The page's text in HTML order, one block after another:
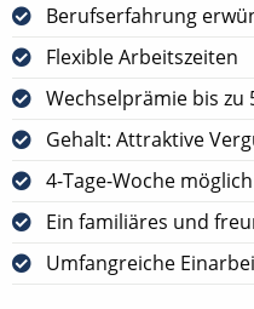
Berufserfahrung
Flexible Arbeitszeiten
Wechselprämie bis zu
Gehalt: Attraktive
4-Tage-Woche möglich
Ein familiäres und
Umfangreiche